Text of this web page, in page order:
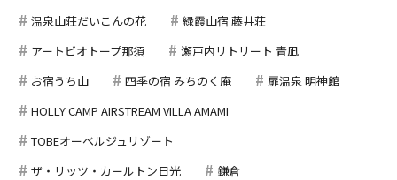
温泉山荘だいこんの花
緑霞山宿 藤井荘
アートビオトープ那須
瀬戸内リトリート 青凪
お宿うち山
四季の宿 みちのく庵
扉温泉 明神館
HOLLY CAMP AIRSTREAM VILLA AMAMI
TOBEオーベルジュリゾート
ザ・リッツ・カールトン日光
鎌倉